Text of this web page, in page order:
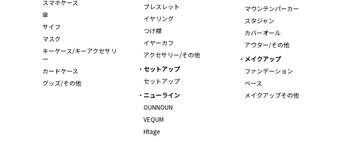
マウンテンパーカー
スタジャン
カバーオール
アウター/その他
ブレスレット
イヤリング
つけ襟
イヤーカフ
アクセサリー/その他
スマホケース
傘
サイフ
マスク
キーケース/キーアクセサリ
ー
カードケース
グッズ/その他
メイクアップ
ファンデーション
ベース
メイクアップその他
セットアップ
セットアップ
ニューライン
OUNNOUN
VEQUM
Htage